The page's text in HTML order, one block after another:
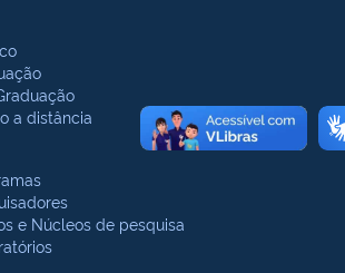
a distância
e Núcleos de pesquisa